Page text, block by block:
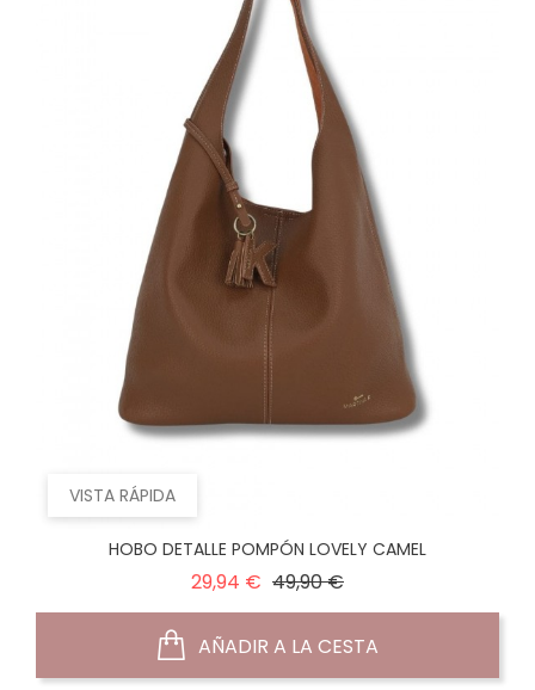
VISTA RÁPIDA
HOBO DETALLE POMPÓN LOVELY CAMEL
29,94 € Precio
49,90 €Precio
AÑADIR A LA CESTA